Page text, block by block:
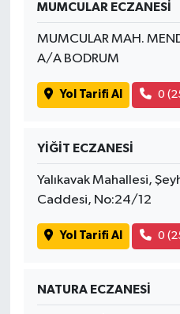
MUMCULAR ECZANESİ
MUMCULAR MAH.
A/A BODRUM
Yol Tarifi Al 0
YİĞİT ECZANESİ
Yalıkavak Mahallesi,
Caddesi, No:24/12
Yol Tarifi Al 0
NATURA ECZANESİ